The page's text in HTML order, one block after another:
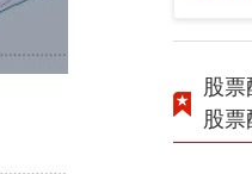
股
股票